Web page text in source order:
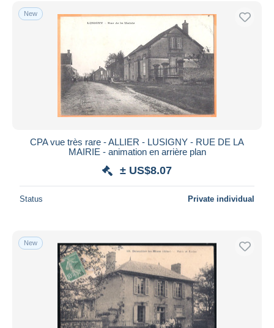
Free shipping
PayPal
Bank transfer
Visa
MasterCard
Bancontact
Maestro
Seller's residence
Submit
New
CPA vue très rare - ALLIER - LUSIGNY - RUE DE LA
MAIRIE - animation en arrière plan
± US$8.07
Status Private individual
New